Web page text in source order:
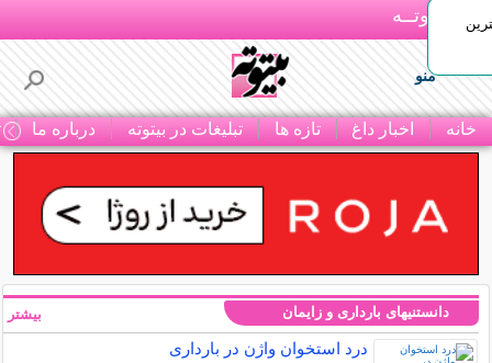
بـیتوتــه
منو
خانه اخبار داغ تازه ها تبلیغات در بیتوته درباره ما
دانستنیهای بارداری و زایمان
درد استخوان واژن در بارداری
بیشتر